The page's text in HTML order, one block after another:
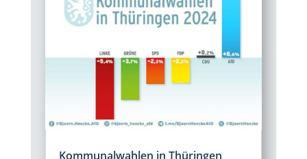
Kommunalwahlen in Thüringen